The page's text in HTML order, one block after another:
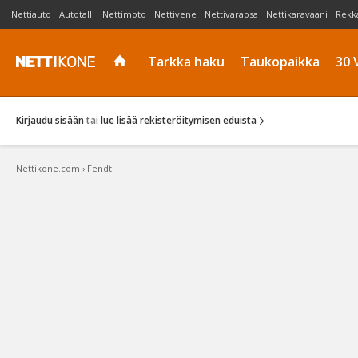
Nettiauto Autotalli Nettimoto Nettivene Nettivaraosa Nettikaravaani
Tarkka haku Taukopaikka 30
Kirjaudu sisään tai lue lisää rekisteröitymisen eduista
Nettikone.com › Fendt